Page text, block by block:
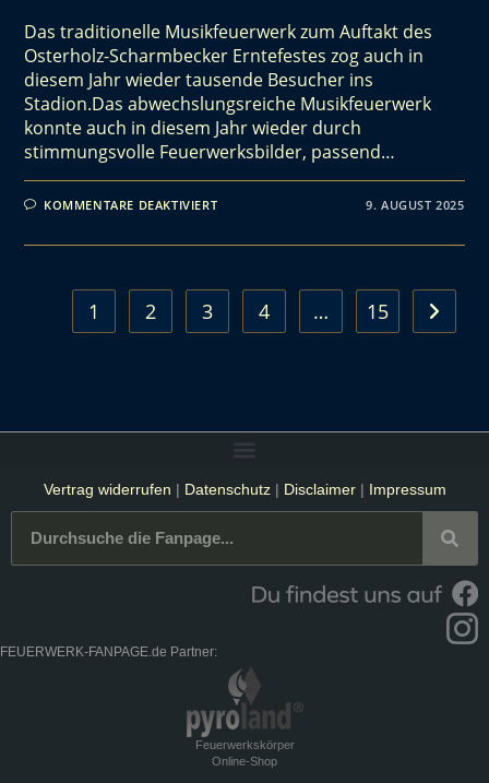
Das traditionelle Musikfeuerwerk zum Auftakt des
Osterholz-Scharmbecker Erntefestes zog auch in
diesem Jahr wieder tausende Besucher ins
Stadion.Das abwechslungsreiche Musikfeuerwerk
konnte auch in diesem Jahr wieder durch
stimmungsvolle Feuerwerksbilder, passend…
KOMMENTARE DEAKTIVIERT 9. AUGUST 2025
1 2 3 4 … 15
Vertrag widerrufen | Datenschutz| Disclaimer| Impressum
FEUERWERK-FANPAGE.de Partner:
Feuerwerkskörper
Online-Shop